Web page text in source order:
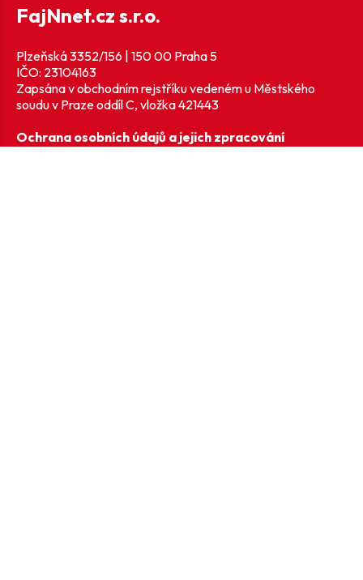
FajNnet.cz s.r.o.
Plzeňská 3352/156 | 150 00 Praha 5
IČO: 23104163
Zapsána v obchodním rejstříku vedeném u Městského
soudu v Praze oddíl C, vložka 421443
Ochrana osobních údajů a jejich zpracování